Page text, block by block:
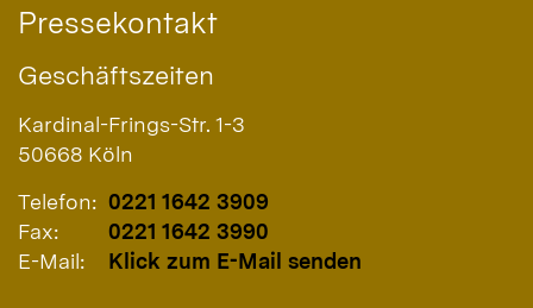
Pressekontakt
Geschäftszeiten
Kardinal-Frings-Str. 1-3
50668 Köln
Telefon: 0221 1642 3909
Fax:
0221 1642 3990
E-Mail:
Klick zum E-Mail senden